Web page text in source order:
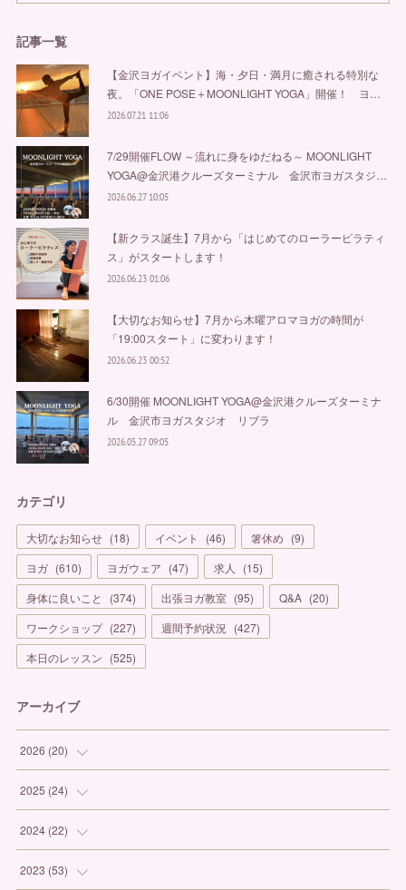
記事一覧
【金沢ヨガイベント】海・夕日・満月に癒される特別な
夜。「ONE POSE＋MOONLIGHT YOGA」開催！ ヨ…
2026.07.21 11:06
7/29開催FLOW ～流れに身をゆだねる～ MOONLIGHT
YOGA@金沢港クルーズターミナル 金沢市ヨガスタジ…
2026.06.27 10:05
【新クラス誕生】7月から「はじめてのローラーピラティ
ス」がスタートします！
2026.06.23 01:06
【大切なお知らせ】7月から木曜アロマヨガの時間が
「19:00スタート」に変わります！
2026.06.23 00:52
6/30開催 MOONLIGHT YOGA@金沢港クルーズターミナ
ル 金沢市ヨガスタジオ リブラ
2026.05.27 09:05
カテゴリ
大切なお知らせ (18) イベント (46) 箸休め (9)
ヨガ (610) ヨガウェア (47) 求人 (15)
身体に良いこと
(374) 出張ヨガ教室 (95) Q&A (20)
ワークショップ (227) 週間予約状況 (427)
本日のレッスン (525)
アーカイブ
2026 (20)
(1
(3
(6
2025 (24)
(1
(7
2024 (22)
(1
2023 (53)